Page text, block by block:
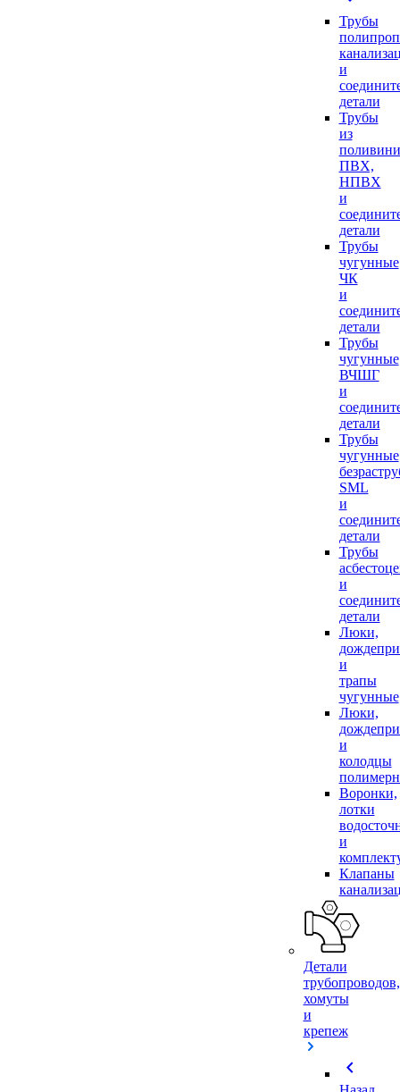
Трубы
и
детали
Трубы
из
ПВХ,
НПВХ
и
детали
Трубы
чугунные
ЧК
и
детали
Трубы
чугунные
ВЧШГ
и
детали
Трубы
чугунные
SML
и
детали
Трубы
и
детали
Люки,
и
трапы
чугунные
Люки,
и
колодцы
Воронки,
лотки
и
Клапаны
Детали
трубопроводов,
хомуты
и
крепеж
chevron_left